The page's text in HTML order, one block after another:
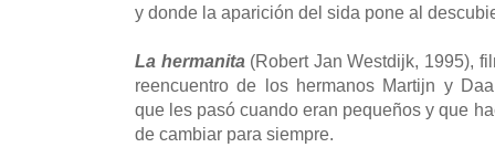
y donde la aparición del sida pone al
La hermanita (Robert Jan Westdijk, 1995),
reencuentro de los hermanos Martijn y
que les pasó cuando eran pequeños y que
de cambiar para siempre.